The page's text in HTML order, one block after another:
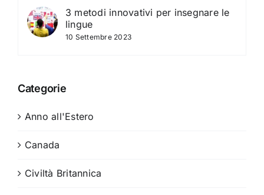
3 metodi innovativi per insegnare le
lingue
10 Settembre 2023
Categorie
Anno all'Estero
Canada
Civiltà Britannica